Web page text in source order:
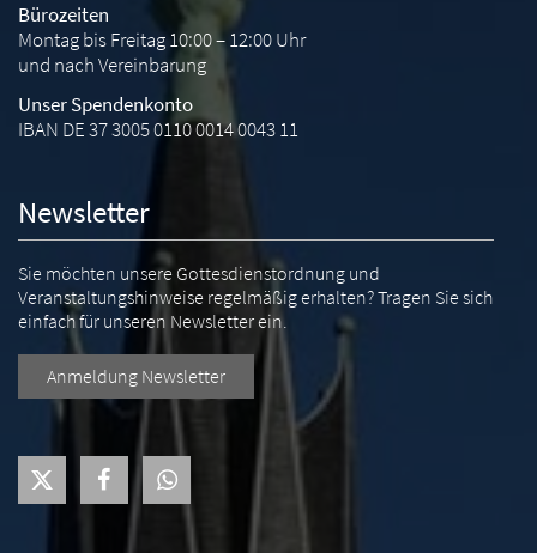
Bürozeiten
Montag bis Freitag 10:00 – 12:00 Uhr
und nach Vereinbarung
Unser Spendenkonto
IBAN DE 37 3005 0110 0014 0043 11
Newsletter
Sie möchten unsere Gottesdienstordnung und
Veranstaltungshinweise regelmäßig erhalten? Tragen Sie sich
einfach für unseren Newsletter ein.
Anmeldung Newsletter